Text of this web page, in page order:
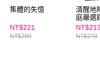
集體的失憶
NT$221
NT$280
清醒地
庭嚴選
NT$213
NT$270